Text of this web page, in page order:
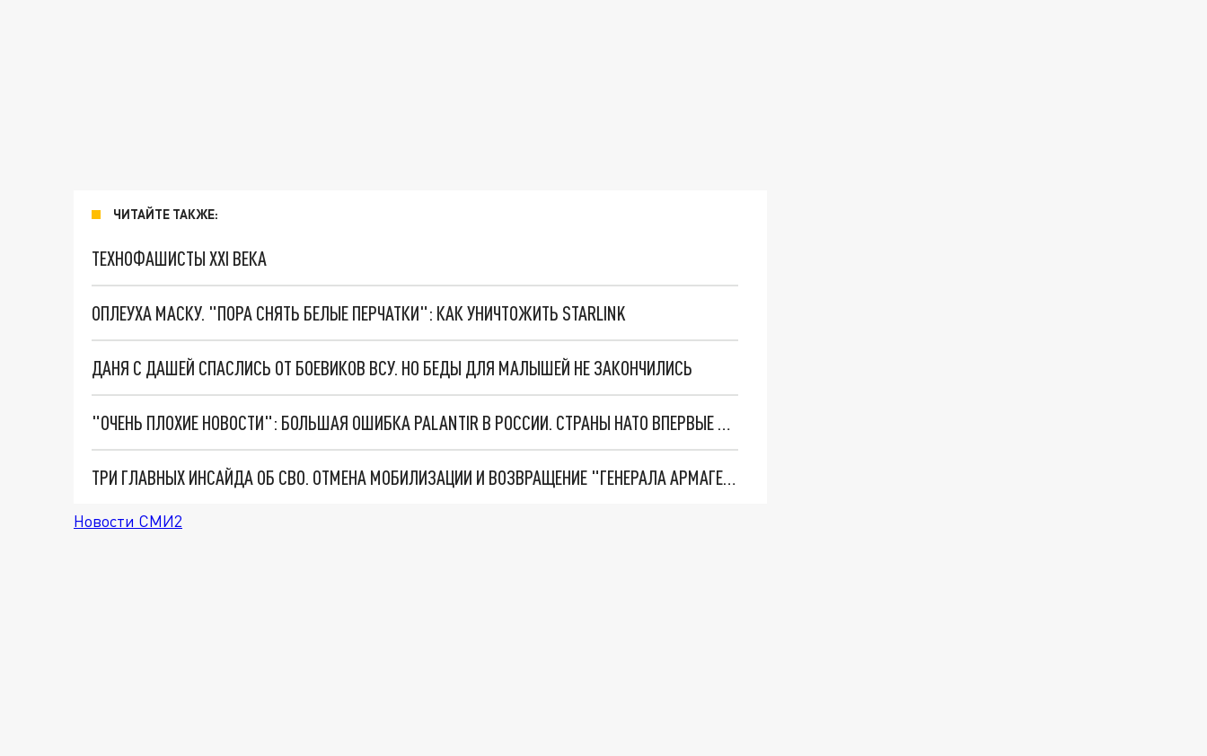
ЧИТАЙТЕ ТАКЖЕ:
ТЕХНОФАШИСТЫ XXI ВЕКА
ОПЛЕУХА МАСКУ. "ПОРА СНЯТЬ БЕЛЫЕ ПЕРЧАТКИ": КАК УНИЧТОЖИТЬ STARLINK
ДАНЯ С ДАШЕЙ СПАСЛИСЬ ОТ БОЕВИКОВ ВСУ. НО БЕДЫ ДЛЯ МАЛЫШЕЙ НЕ ЗАКОНЧИЛИСЬ
"ОЧЕНЬ ПЛОХИЕ НОВОСТИ": БОЛЬШАЯ ОШИБКА PALANTIR В РОССИИ. СТРАНЫ НАТО ВПЕРВЫЕ ЗА СВО ОСТАНОВИЛИ ПОСТАВКИ ОРУЖИЯ. ВСУ ТЕРЯЮТ ПРИГРАНИЧЬЕ?
ТРИ ГЛАВНЫХ ИНСАЙДА ОБ СВО. ОТМЕНА МОБИЛИЗАЦИИ И ВОЗВРАЩЕНИЕ "ГЕНЕРАЛА АРМАГЕДДОНА"? ОТЛИЧНЫЕ НОВОСТИ, КОТОРЫЕ ЖДАЛИ ВСЕ
Новости СМИ2